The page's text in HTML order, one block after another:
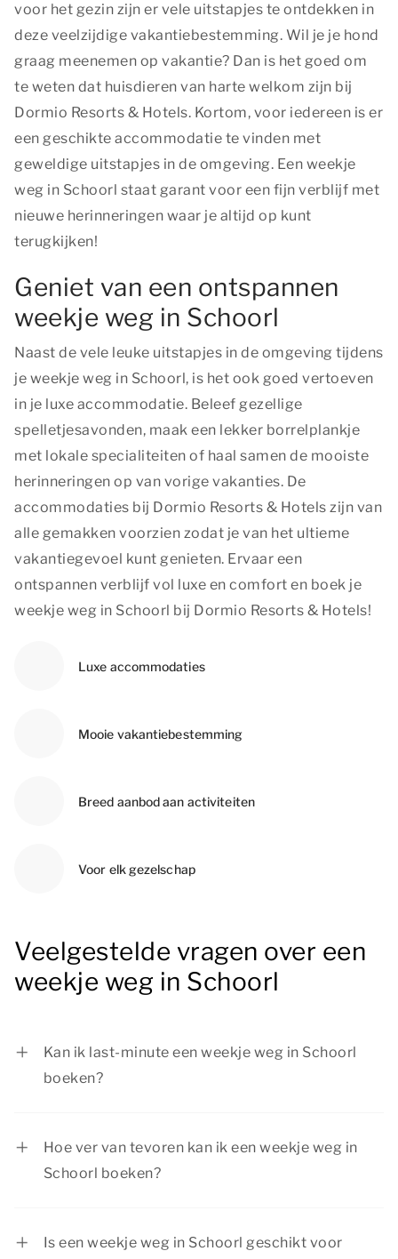
voor het gezin zijn er vele uitstapjes te ontdekken in
deze veelzijdige vakantiebestemming. Wil je je hond
graag meenemen op vakantie? Dan is het goed om
te weten dat huisdieren van harte welkom zijn bij
Dormio Resorts & Hotels. Kortom, voor iedereen is er
een geschikte accommodatie te vinden met
geweldige uitstapjes in de omgeving. Een weekje
weg in Schoorl staat garant voor een fijn verblijf met
nieuwe herinneringen waar je altijd op kunt
terugkijken!
Geniet van een ontspannen
weekje weg in Schoorl
Naast de vele leuke uitstapjes in de omgeving tijdens
je weekje weg in Schoorl, is het ook goed vertoeven
in je luxe accommodatie. Beleef gezellige
spelletjesavonden, maak een lekker borrelplankje
met lokale specialiteiten of haal samen de mooiste
herinneringen op van vorige vakanties. De
accommodaties bij Dormio Resorts & Hotels zijn van
alle gemakken voorzien zodat je van het ultieme
vakantiegevoel kunt genieten. Ervaar een
ontspannen verblijf vol luxe en comfort en boek je
weekje weg in Schoorl bij Dormio Resorts & Hotels!
Luxe accommodaties
Mooie vakantiebestemming
Breed aanbod aan activiteiten
Voor elk gezelschap
Veelgestelde vragen over een
weekje weg in Schoorl
Kan ik last-minute een weekje weg in Schoorl
boeken?
Hoe ver van tevoren kan ik een weekje weg in
Schoorl boeken?
Is een weekje weg in Schoorl geschikt voor